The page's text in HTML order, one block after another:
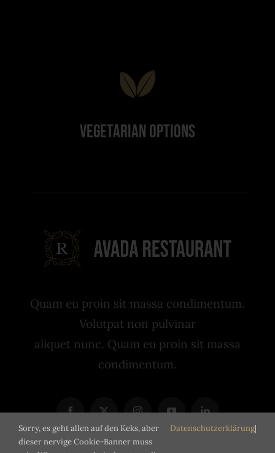
Vegetarian Options
Quam eu proin sit massa condimentum.
Volutpat non pulvinar
aliquet nunc. Quam eu proin sit massa
condimentum.
Sorry, es geht allen auf den Keks, aber
dieser nervige Cookie-Banner muss
Datenschutzerklärung|